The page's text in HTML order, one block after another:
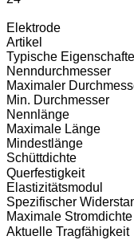
Elektrode
Artikel
Typische
Nenndurchmesser
Maximaler
Min. Durchmesser
Nennlänge
Maximale Länge
Mindestlänge
Schüttdichte
Querfestigkeit
Elastizitätsmodul
Spezifischer
Maximale Stromdichte
Aktuelle Tragfähigkeit